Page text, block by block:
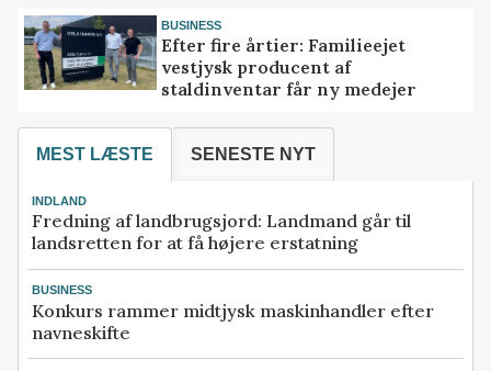
BUSINESS
Efter fire årtier: Familieejet
vestjysk producent af
staldinventar får ny medejer
MEST LÆSTE SENESTE NYT
INDLAND
Fredning af landbrugsjord: Landmand går til
landsretten for at få højere erstatning
BUSINESS
Konkurs rammer midtjysk maskinhandler efter
navneskifte